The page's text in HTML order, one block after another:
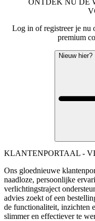
ONTDEK NU DE
Log in of registreer je nu
premium
Nieuw
KLANTENPORTAAL -
Ons gloednieuwe
naadloze, persoonlijke
verlichtingstraject
advies zoekt of een
de functionaliteit, inzichten
slimmer en effectiever te